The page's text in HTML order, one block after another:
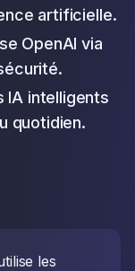
artificielle.
OpenAI via
IA intelligents
quotidien.
les